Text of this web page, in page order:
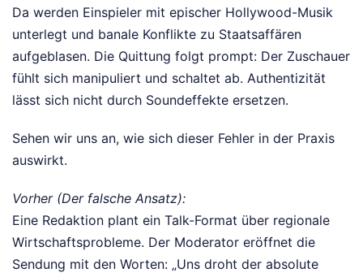
Da werden Einspieler mit epischer Hollywood-Musik
unterlegt und banale Konflikte zu Staatsaffären
aufgeblasen. Die Quittung folgt prompt: Der Zuschauer
fühlt sich manipuliert und schaltet ab. Authentizität
lässt sich nicht durch Soundeffekte ersetzen.
Sehen wir uns an, wie sich dieser Fehler in der Praxis
auswirkt.
Vorher (Der falsche Ansatz):
Eine Redaktion plant ein Talk-Format über regionale
Wirtschaftsprobleme. Der Moderator eröffnet die
Sendung mit den Worten: „Uns droht der absolute